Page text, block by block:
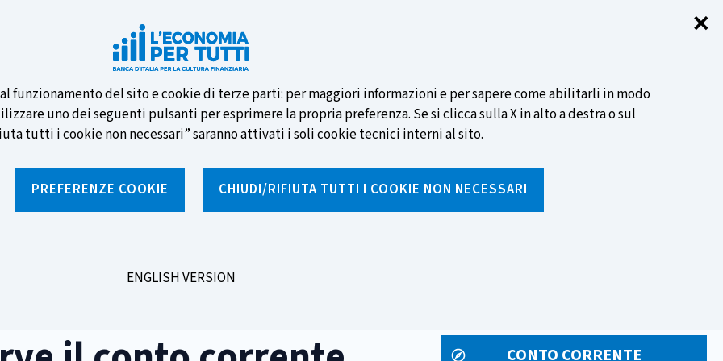
✕
funzionamento del sito e cookie di terze parti: per maggiori informazioni e per sapere come abilitarli in modo
uno dei seguenti pulsanti per esprimere la propria preferenza. Se si clicca sulla X in alto a destra o sul
tutti i cookie non necessari” saranno attivati i soli cookie tecnici interni al sito.
PREFERENZE COOKIE CHIUDI/RIFIUTA TUTTI I COOKIE NON NECESSARI
GO
ENGLISH VERSION
banconote e vota la tua
SCOPRI DI PIÙ
Inserisci
testo
CONTO CORRENTE